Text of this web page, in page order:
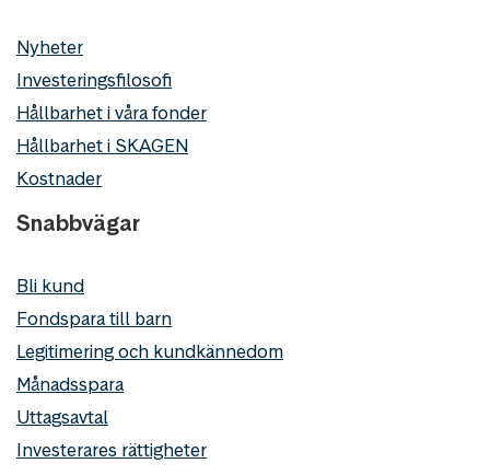
Nyheter
Investeringsfilosofi
Hållbarhet i våra fonder
Hållbarhet i SKAGEN
Kostnader
Snabbvägar
Bli kund
Fondspara till barn
Legitimering och kundkännedom
Månadsspara
Uttagsavtal
Investerares rättigheter